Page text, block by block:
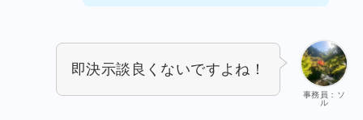
事務員：ソ
ル
即決示談良くないですよね！